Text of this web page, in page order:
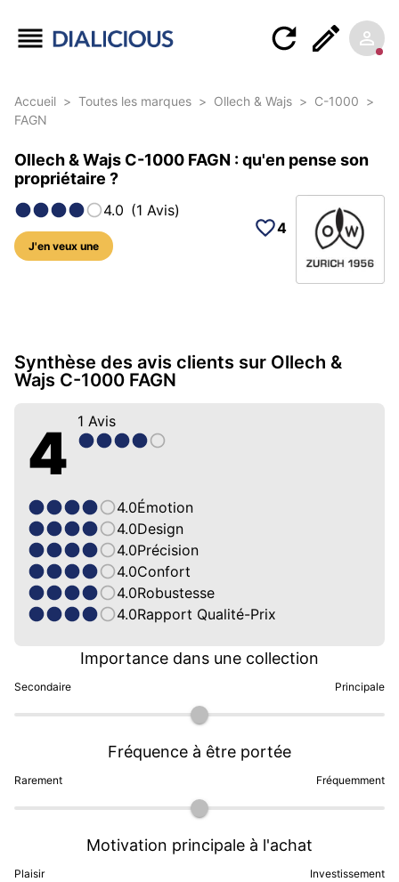
Accueil > Toutes les marques > Ollech & Wajs > C-1000 >
FAGN
Ollech & Wajs C-1000 FAGN : qu'en pense son
propriétaire ?
4.0 (1 Avis)
J'en veux une
4
Synthèse des avis clients sur Ollech &
Wajs C-1000 FAGN
4 1 Avis
4.0Émotion
4.0Design
4.0Précision
4.0Confort
4.0Robustesse
4.0Rapport Qualité-Prix
Secondaire
Importance dans une collection
Principale
Rarement
Fréquence à être portée
Fréquemment
Plaisir
Motivation principale à l'achat
Investissement